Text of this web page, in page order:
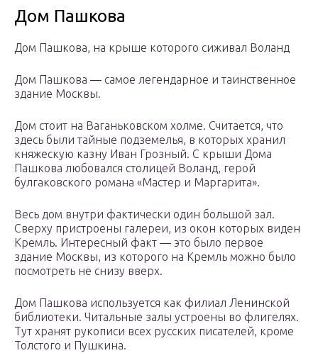
Дом Пашкова
Дом Пашкова, на крыше которого сиживал Воланд
Дом Пашкова — самое легендарное и таинственное
здание Москвы.
Дом стоит на Ваганьковском холме. Считается, что
здесь были тайные подземелья, в которых хранил
княжескую казну Иван Грозный. С крыши Дома
Пашкова любовался столицей Воланд, герой
булгаковского романа «Мастер и Маргарита».
Весь дом внутри фактически один большой зал.
Сверху пристроены галереи, из окон которых виден
Кремль. Интересный факт — это было первое
здание Москвы, из которого на Кремль можно было
посмотреть не снизу вверх.
Дом Пашкова используется как филиал Ленинской
библиотеки. Читальные залы устроены во флигелях.
Тут хранят рукописи всех русских писателей, кроме
Толстого и Пушкина.